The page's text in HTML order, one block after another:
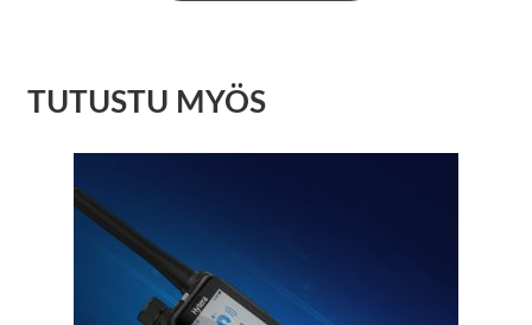
TUTUSTU MYÖS